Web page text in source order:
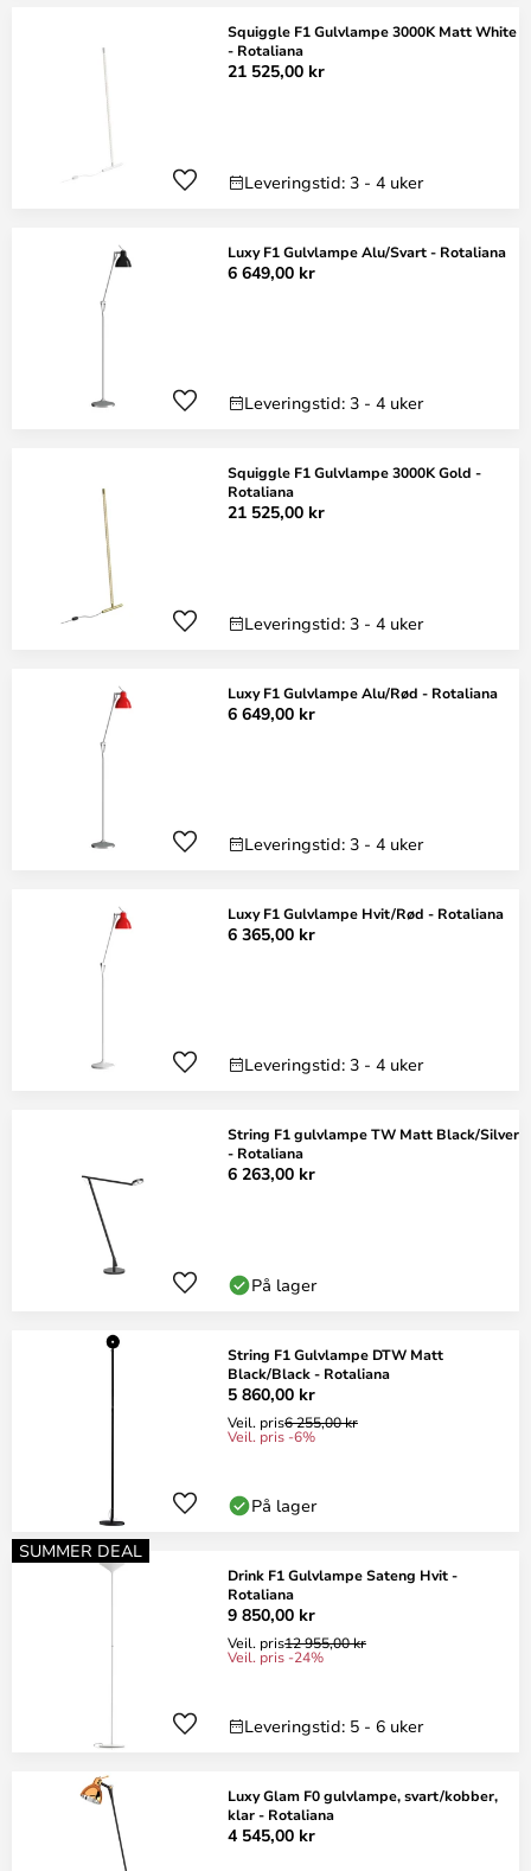
Squiggle F1 Gulvlampe 3000K Matt White
- Rotaliana
21 525,00 kr
Leveringstid: 3 - 4 uker
Luxy F1 Gulvlampe Alu/Svart - Rotaliana
6 649,00 kr
Leveringstid: 3 - 4 uker
Squiggle F1 Gulvlampe 3000K Gold -
Rotaliana
21 525,00 kr
Leveringstid: 3 - 4 uker
Luxy F1 Gulvlampe Alu/Rød - Rotaliana
6 649,00 kr
Leveringstid: 3 - 4 uker
Luxy F1 Gulvlampe Hvit/Rød - Rotaliana
6 365,00 kr
Leveringstid: 3 - 4 uker
String F1 gulvlampe TW Matt Black/Silver
- Rotaliana
6 263,00 kr
På lager
String F1 Gulvlampe DTW Matt
Black/Black - Rotaliana
5 860,00 kr
Veil. pris6 255,00 kr
Veil. pris -6%
På lager
SUMMER DEAL
Drink F1 Gulvlampe Sateng Hvit -
Rotaliana
9 850,00 kr
Veil. pris12 955,00 kr
Veil. pris -24%
Leveringstid: 5 - 6 uker
Luxy Glam F0 gulvlampe, svart/kobber,
klar - Rotaliana
4 545,00 kr